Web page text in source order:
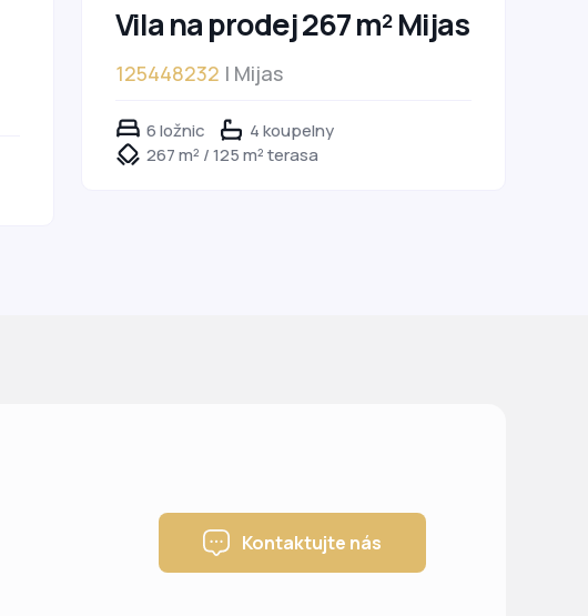
Vila na prodej 267 m² Mijas
125448232 | Mijas
6 ložnic
4 koupelny
267 m² / 125 m² terasa
Kontaktujte nás